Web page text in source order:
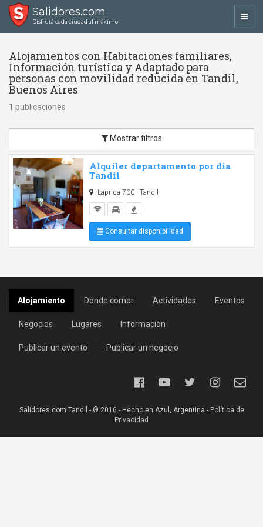
Salidores.com
Disfrutá cada ciudad al máximo
Alojamientos con Habitaciones familiares,
Información turística y Adaptado para
personas con movilidad reducida en Tandil,
Buenos Aires
1 publicaciones
Mostrar filtros
Alquiler departamento por dia
Tandil
Laprida 700 - Tandil
Consultar disponibilidad
Alojamiento Dónde comer Actividades Eventos
Negocios Lugares Información
Publicar un evento Publicar un negocio
Salidores.com Tandil - ® 2016 - Hecho en Azul, Argentina - Política de
Privacidad